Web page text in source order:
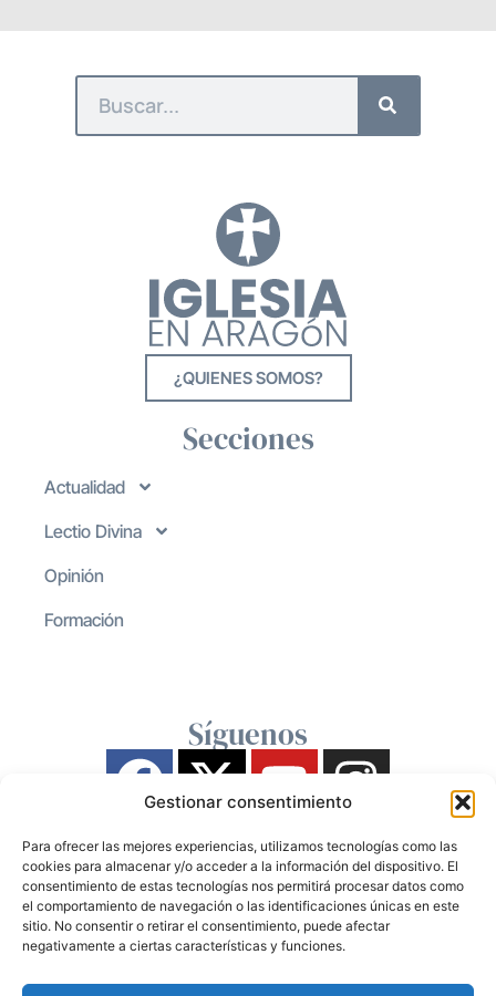
Gestionar consentimiento
Para ofrecer las mejores experiencias, utilizamos tecnologías como las
cookies para almacenar y/o acceder a la información del dispositivo. El
consentimiento de estas tecnologías nos permitirá procesar datos como
el comportamiento de navegación o las identificaciones únicas en este
sitio. No consentir o retirar el consentimiento, puede afectar
negativamente a ciertas características y funciones.
¿QUIENES SOMOS?
Secciones
Actualidad
Lectio Divina
Opinión
Formación
Síguenos